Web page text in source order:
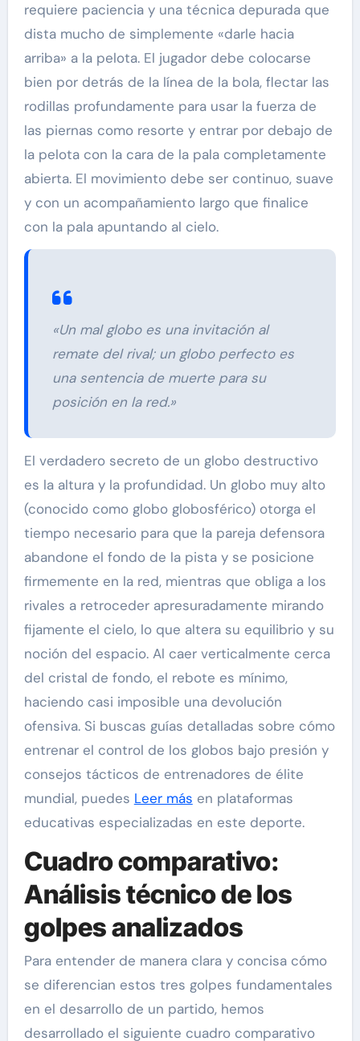
requiere paciencia y una técnica depurada que
dista mucho de simplemente «darle hacia
arriba» a la pelota. El jugador debe colocarse
bien por detrás de la línea de la bola, flectar las
rodillas profundamente para usar la fuerza de
las piernas como resorte y entrar por debajo de
la pelota con la cara de la pala completamente
abierta. El movimiento debe ser continuo, suave
y con un acompañamiento largo que finalice
con la pala apuntando al cielo.
«Un mal globo es una invitación al
remate del rival; un globo perfecto es
una sentencia de muerte para su
posición en la red.»
El verdadero secreto de un globo destructivo
es la altura y la profundidad. Un globo muy alto
(conocido como globo globosférico) otorga el
tiempo necesario para que la pareja defensora
abandone el fondo de la pista y se posicione
firmemente en la red, mientras que obliga a los
rivales a retroceder apresuradamente mirando
fijamente el cielo, lo que altera su equilibrio y su
noción del espacio. Al caer verticalmente cerca
del cristal de fondo, el rebote es mínimo,
haciendo casi imposible una devolución
ofensiva. Si buscas guías detalladas sobre cómo
entrenar el control de los globos bajo presión y
consejos tácticos de entrenadores de élite
mundial, puedes Leer más en plataformas
educativas especializadas en este deporte.
Cuadro comparativo:
Análisis técnico de los
golpes analizados
Para entender de manera clara y concisa cómo
se diferencian estos tres golpes fundamentales
en el desarrollo de un partido, hemos
desarrollado el siguiente cuadro comparativo